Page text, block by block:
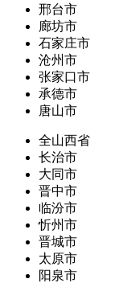
邢台市
廊坊市
石家庄市
沧州市
张家口市
承德市
唐山市
全山西省
长治市
大同市
晋中市
临汾市
忻州市
晋城市
太原市
阳泉市